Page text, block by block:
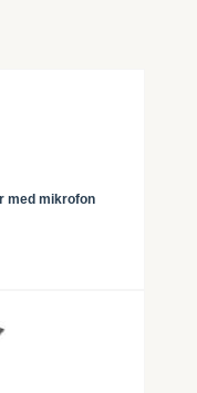
med mikrofon